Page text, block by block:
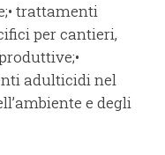
trattamenti
per cantieri,
adulticidi nel
e degli